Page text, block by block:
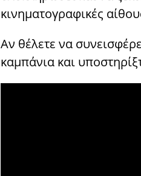
κινηματογραφικές
Αν θέλετε να
καμπάνια και